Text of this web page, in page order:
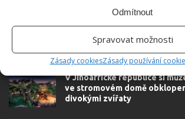
Odmítnout
Spravovat možnosti
Zásady cookiesZásady používání
Více než sto let starý statek s
atmosférou nabízí maximální
V Jihoafrické republice si
ve stromovém domě
divokými zvířaty